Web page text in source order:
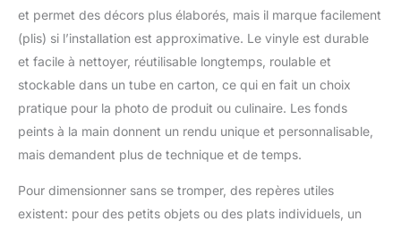
et permet des décors plus élaborés, mais il marque facilement
(plis) si l’installation est approximative. Le vinyle est durable
et facile à nettoyer, réutilisable longtemps, roulable et
stockable dans un tube en carton, ce qui en fait un choix
pratique pour la photo de produit ou culinaire. Les fonds
peints à la main donnent un rendu unique et personnalisable,
mais demandent plus de technique et de temps.
Pour dimensionner sans se tromper, des repères utiles
existent: pour des petits objets ou des plats individuels, un